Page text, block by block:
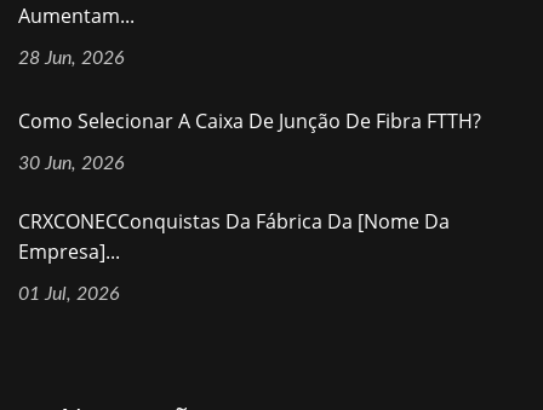
Aumentam...
28 Jun, 2026
Como Selecionar A Caixa De Junção De Fibra FTTH?
30 Jun, 2026
CRXCONECConquistas Da Fábrica Da [nome Da
Empresa]...
01 Jul, 2026